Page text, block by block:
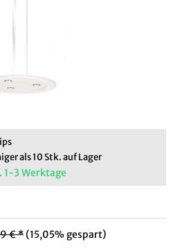
als 10 Stk. auf Lager
3 Werktage
€ *(15,05% gespart)